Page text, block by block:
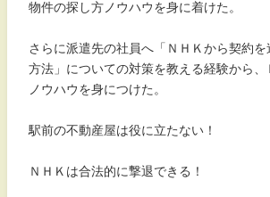
物件の探し方ノウハウを身に着けた。
さらに派遣先の社員へ「ＮＨＫから契約
方法」についての対策を教える経験から
ノウハウを身につけた。
駅前の不動産屋は役に立たない！
ＮＨＫは合法的に撃退できる！